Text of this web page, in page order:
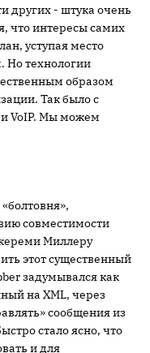
других - штука очень
что интересы самих
уступая место
Но технологии
образом
Так было с
и VoIP. Мы можем
совместимости
Миллеру
этот существенный
задумывался как
на XML, через
сообщения из
стало ясно, что
и для